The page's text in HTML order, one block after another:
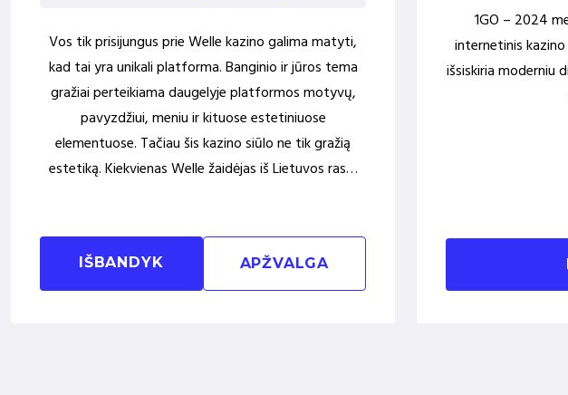
Vos tik prisijungus prie Welle kazino galima matyti,
kad tai yra unikali platforma. Banginio ir jūros tema
gražiai perteikiama daugelyje platformos motyvų,
pavyzdžiui, meniu ir kituose estetiniuose
elementuose. Tačiau šis kazino siūlo ne tik gražią
estetiką. Kiekvienas Welle žaidėjas iš Lietuvos ras…
IŠBANDYK APŽVALGA
1GO – 2024
internetinis kazino
išsiskiria moderniu